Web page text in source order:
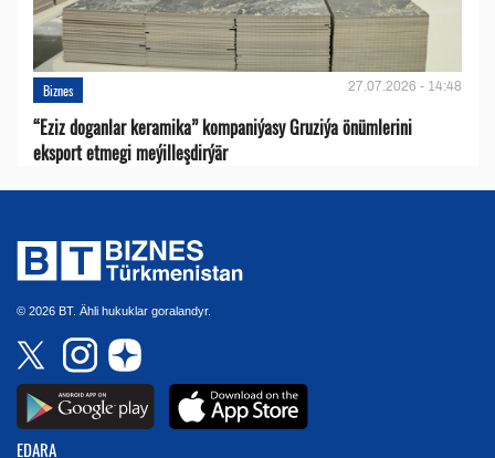
Biznes 27.07.2026 - 14:48
“Eziz doganlar keramika” kompaniýasy Gruziýa önümlerini
eksport etmegi meýilleşdirýär
© 2026 BT. Ähli hukuklar goralandyr.
EDARA